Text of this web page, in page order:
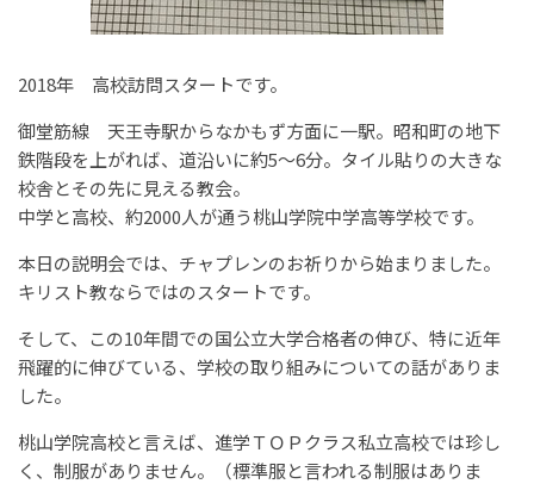
2018年 高校訪問スタートです。
御堂筋線 天王寺駅からなかもず方面に一駅。昭和町の地下
鉄階段を上がれば、道沿いに約5～6分。タイル貼りの大きな
校舎とその先に見える教会。
中学と高校、約2000人が通う桃山学院中学高等学校です。
本日の説明会では、チャプレンのお祈りから始まりました。
キリスト教ならではのスタートです。
そして、この10年間での国公立大学合格者の伸び、特に近年
飛躍的に伸びている、学校の取り組みについての話がありま
した。
桃山学院高校と言えば、進学ＴＯＰクラス私立高校では珍し
く、制服がありません。（標準服と言われる制服はありま